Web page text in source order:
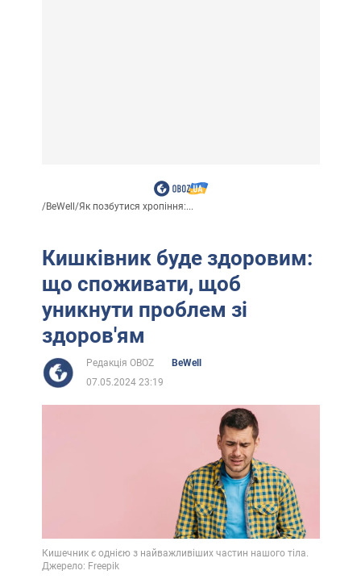
/BeWell/Як позбутися хропіння:...
Кишківник буде здоровим:
що споживати, щоб
уникнути проблем зі
здоров'ям
Редакція OBOZ
BeWell
07.05.2024 23:19
Кишечник є однією з найважливіших частин нашого тіла.
Джерело: Freepik